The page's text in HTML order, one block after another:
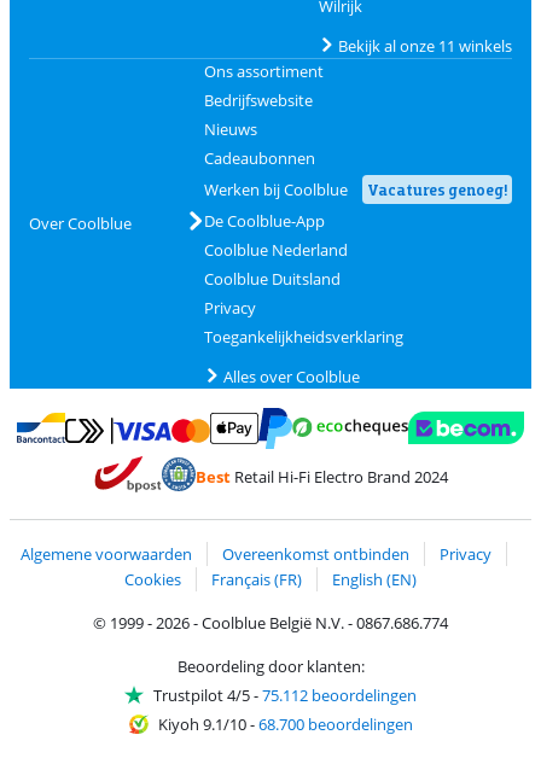
Wilrijk
Bekijk al onze 11 winkels
Over Coolblue
Ons assortiment
Bedrijfswebsite
Nieuws
Cadeaubonnen
Werken bij Coolblue
Vacatures genoeg!
De Coolblue-App
Coolblue Nederland
Coolblue Duitsland
Privacy
Toegankelijkheidsverklaring
Alles over Coolblue
Betalen met Bancontact
Betalen met MasterCard en Visa via ClickToPay
Betalen met PayPal
BestRetail Hi-Fi Electro Brand 2024
Algemene voorwaarden Overeenkomst ontbinden
Privacy
Cookies
Français (FR)
English (EN)
© 1999 - 2026 - Coolblue België N.V. - 0867.686.774
Beoordeling door klanten:
Trustpilot 4/5-75.112 beoordelingen
Kiyoh 9.1/10-68.700 beoordelingen